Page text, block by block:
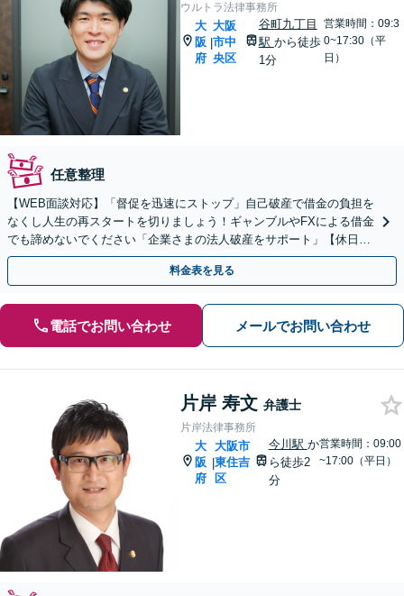
ウルトラ法律事務所
大
阪
府
|
大阪
市中
央区
谷町九丁目
駅 から徒歩
1分
営業時間：09:3
0~17:30（平
日）
任意整理
【WEB面談対応】「督促を迅速にストップ」自己破産で借金の負担を
なくし人生の再スタートを切りましょう！ギャンブルやFXによる借金
でも諦めないでください「企業さまの法人破産をサポート」【休日夜
間相談可】【上本町から徒歩10秒】
料金表を見る
電話でお問い合わせ メールでお問い合わせ
片岸 寿文 弁護士
片岸法律事務所
大
阪
府
|
大阪市
東住吉
区
今川駅 か
ら徒歩2
分
営業時間：09:00
~17:00（平日）